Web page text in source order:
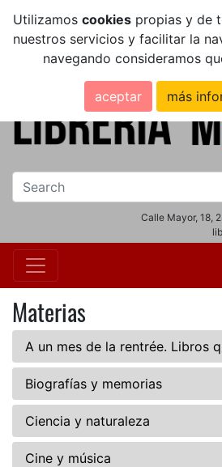
Utilizamos cookies propias y de
nuestros servicios y facilitar la
navegando consideramos
aceptar más
Calle Mayor, 18,
Materias
A un mes de la rentrée. Libros
Biografías y memorias
Ciencia y naturaleza
Cine y música